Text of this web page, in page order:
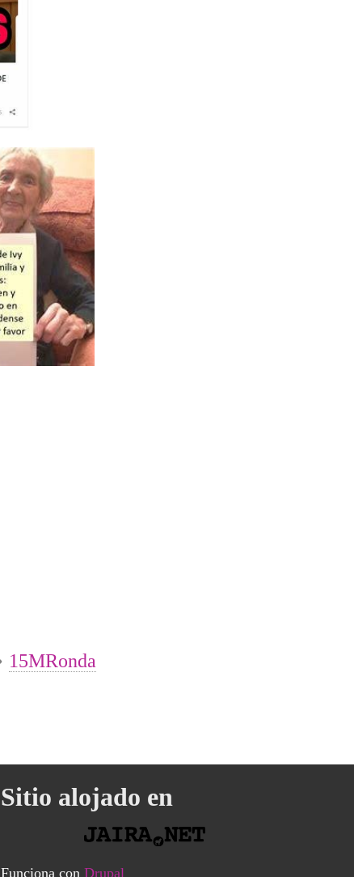
15MRonda
Sitio alojado en
Funciona con Drupal